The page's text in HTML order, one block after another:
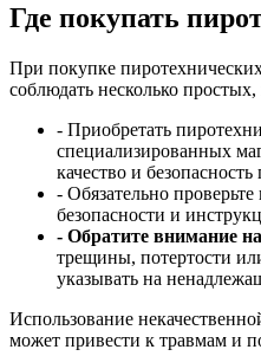
Где покупать
При покупке
соблюдать несколько
- Приобретать
специализированных
качество и
- Обязательно
безопасности и
- Обратите внимание
трещины, потертости
указывать на
Использование
может привести к травмам и